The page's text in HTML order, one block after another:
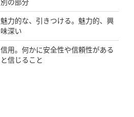
魅力的な、引きつける。魅力的、興
味深い
信用。何かに安全性や信頼性がある
と信じること